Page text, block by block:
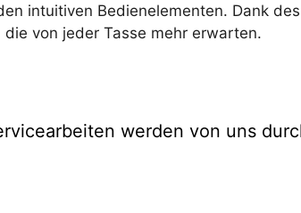
intuitiven Bedienelementen. Dank
von jeder Tasse mehr erwarten.
werden von uns